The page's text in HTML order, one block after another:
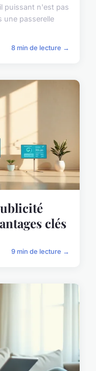
puissant n'est pas
une passerelle
8 min de lecture →
clés
9 min de lecture →